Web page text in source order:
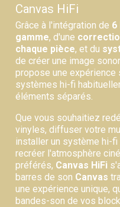
Canvas HiFi
Grâce à l'intégration de 6
gamme, d'une
chaque pièce, et du
de créer une image
propose une
systèmes hi-fi
éléments séparés.
Que vous souhaitiez
vinyles, diffuser votre
installer un système hi-fi
recréer l'atmosphère
préférés, Canvas HiFi
barres de son Canvas
une expérience unique,
bandes-son de vos